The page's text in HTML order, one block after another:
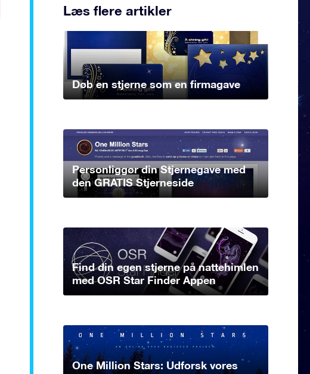
Læs flere artikler
Døb en stjerne som en firmagave
Personliggør din Stjernegave med
den GRATIS Stjerneside
Find din egen stjerne på nattehimlen
med OSR Star Finder Appen
One Million Stars: Udforsk vores